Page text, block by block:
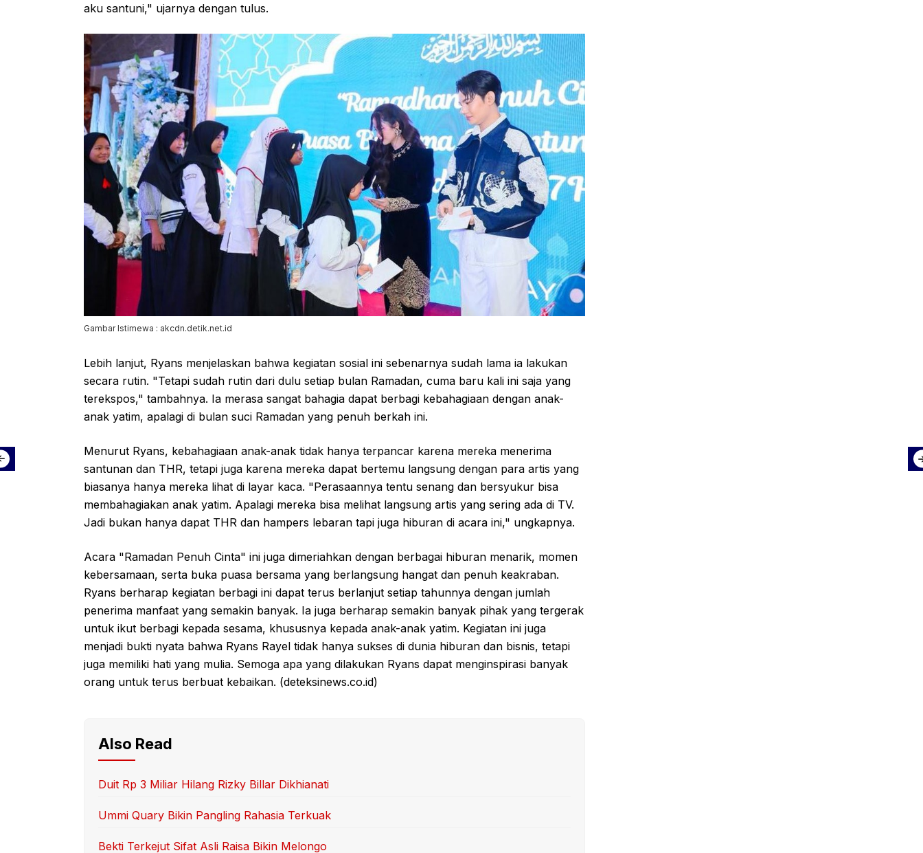
aku santuni," ujarnya dengan tulus.
Gambar Istimewa : akcdn.detik.net.id
Lebih lanjut, Ryans menjelaskan bahwa kegiatan sosial ini sebenarnya sudah lama ia lakukan
secara rutin. "Tetapi sudah rutin dari dulu setiap bulan Ramadan, cuma baru kali ini saja yang
terekspos," tambahnya. Ia merasa sangat bahagia dapat berbagi kebahagiaan dengan anak-
anak yatim, apalagi di bulan suci Ramadan yang penuh berkah ini.
Menurut Ryans, kebahagiaan anak-anak tidak hanya terpancar karena mereka menerima
santunan dan THR, tetapi juga karena mereka dapat bertemu langsung dengan para artis yang
biasanya hanya mereka lihat di layar kaca. "Perasaannya tentu senang dan bersyukur bisa
membahagiakan anak yatim. Apalagi mereka bisa melihat langsung artis yang sering ada di TV.
Jadi bukan hanya dapat THR dan hampers lebaran tapi juga hiburan di acara ini," ungkapnya.
Acara "Ramadan Penuh Cinta" ini juga dimeriahkan dengan berbagai hiburan menarik, momen
kebersamaan, serta buka puasa bersama yang berlangsung hangat dan penuh keakraban.
Ryans berharap kegiatan berbagi ini dapat terus berlanjut setiap tahunnya dengan jumlah
penerima manfaat yang semakin banyak. Ia juga berharap semakin banyak pihak yang tergerak
untuk ikut berbagi kepada sesama, khususnya kepada anak-anak yatim. Kegiatan ini juga
menjadi bukti nyata bahwa Ryans Rayel tidak hanya sukses di dunia hiburan dan bisnis, tetapi
juga memiliki hati yang mulia. Semoga apa yang dilakukan Ryans dapat menginspirasi banyak
orang untuk terus berbuat kebaikan. (deteksinews.co.id)
Also Read
Duit Rp 3 Miliar Hilang Rizky Billar Dikhianati
Ummi Quary Bikin Pangling Rahasia Terkuak
Bekti Terkejut Sifat Asli Raisa Bikin Melongo